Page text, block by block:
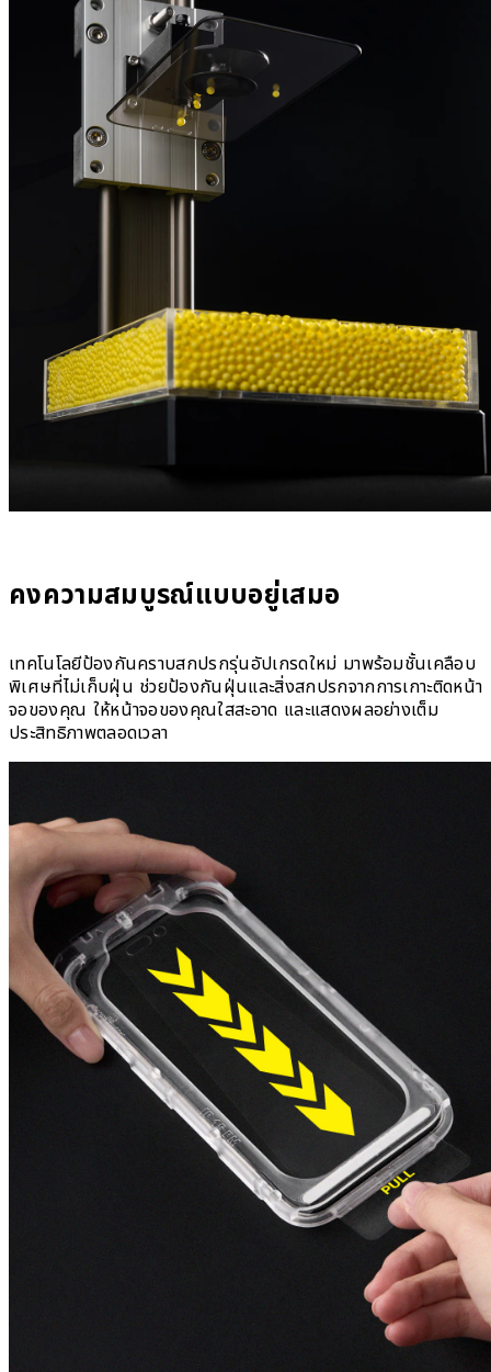
คงความสมบูรณ์แบบอยู่เสมอ
เทคโนโลยีป้องกันคราบสกปรกรุ่นอัปเกรดใหม่ มาพร้อมชั้นเคลือบ
พิเศษที่ไม่เก็บฝุ่น ช่วยป้องกันฝุ่นและสิ่งสกปรกจากการเกาะติดหน้า
จอของคุณ ให้หน้าจอของคุณใสสะอาด และแสดงผลอย่างเต็ม
ประสิทธิภาพตลอดเวลา